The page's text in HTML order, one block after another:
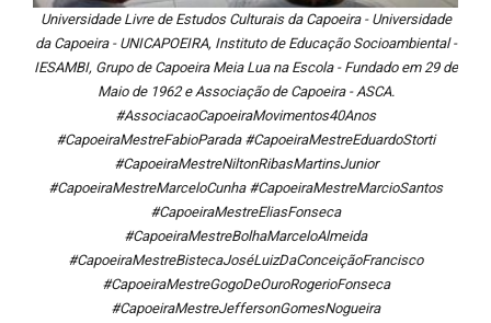
Universidade Livre de Estudos Culturais da Capoeira - Universidade
da Capoeira - UNICAPOEIRA, Instituto de Educação Socioambiental -
IESAMBI, Grupo de Capoeira Meia Lua na Escola - Fundado em 29 de
Maio de 1962 e Associação de Capoeira - ASCA.
#AssociacaoCapoeiraMovimentos40Anos
#CapoeiraMestreFabioParada #CapoeiraMestreEduardoStorti
#CapoeiraMestreNiltonRibasMartinsJunior
#CapoeiraMestreMarceloCunha #CapoeiraMestreMarcioSantos
#CapoeiraMestreEliasFonseca
#CapoeiraMestreBolhaMarceloAlmeida
#CapoeiraMestreBistecaJoséLuizDaConceiçãoFrancisco
#CapoeiraMestreGogoDeOuroRogerioFonseca
#CapoeiraMestreJeffersonGomesNogueira